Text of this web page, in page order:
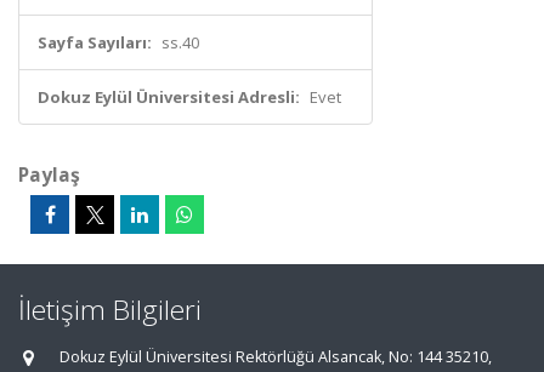
Sayfa Sayıları: ss.40
Dokuz Eylül Üniversitesi Adresli: Evet
Paylaş
İletişim Bilgileri
Dokuz Eylül Üniversitesi Rektörlüğü Alsancak, No: 144 35210,